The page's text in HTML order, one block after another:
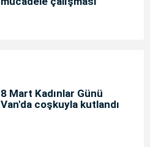
8 Mart Kadınlar Günü
Van'da coşkuyla kutlandı